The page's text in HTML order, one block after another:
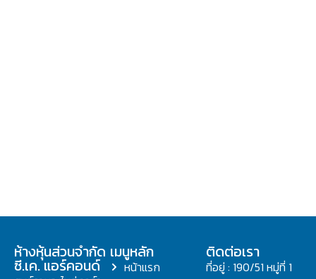
ห้างหุ้นส่วนจำกัด
ซี.เค. แอร์คอนด์
เมนูหลัก
หน้าแรก
ติดต่อเรา
ที่อยู่ : 190/51 หมู่ที่ 1